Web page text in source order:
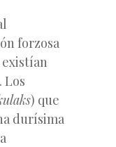
forzosa
Los
) que
durísima